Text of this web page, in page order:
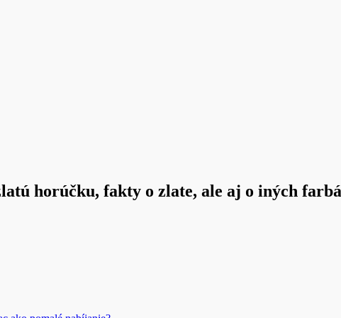
horúčku, fakty o zlate, ale aj o iných